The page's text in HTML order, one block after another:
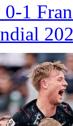
0-1